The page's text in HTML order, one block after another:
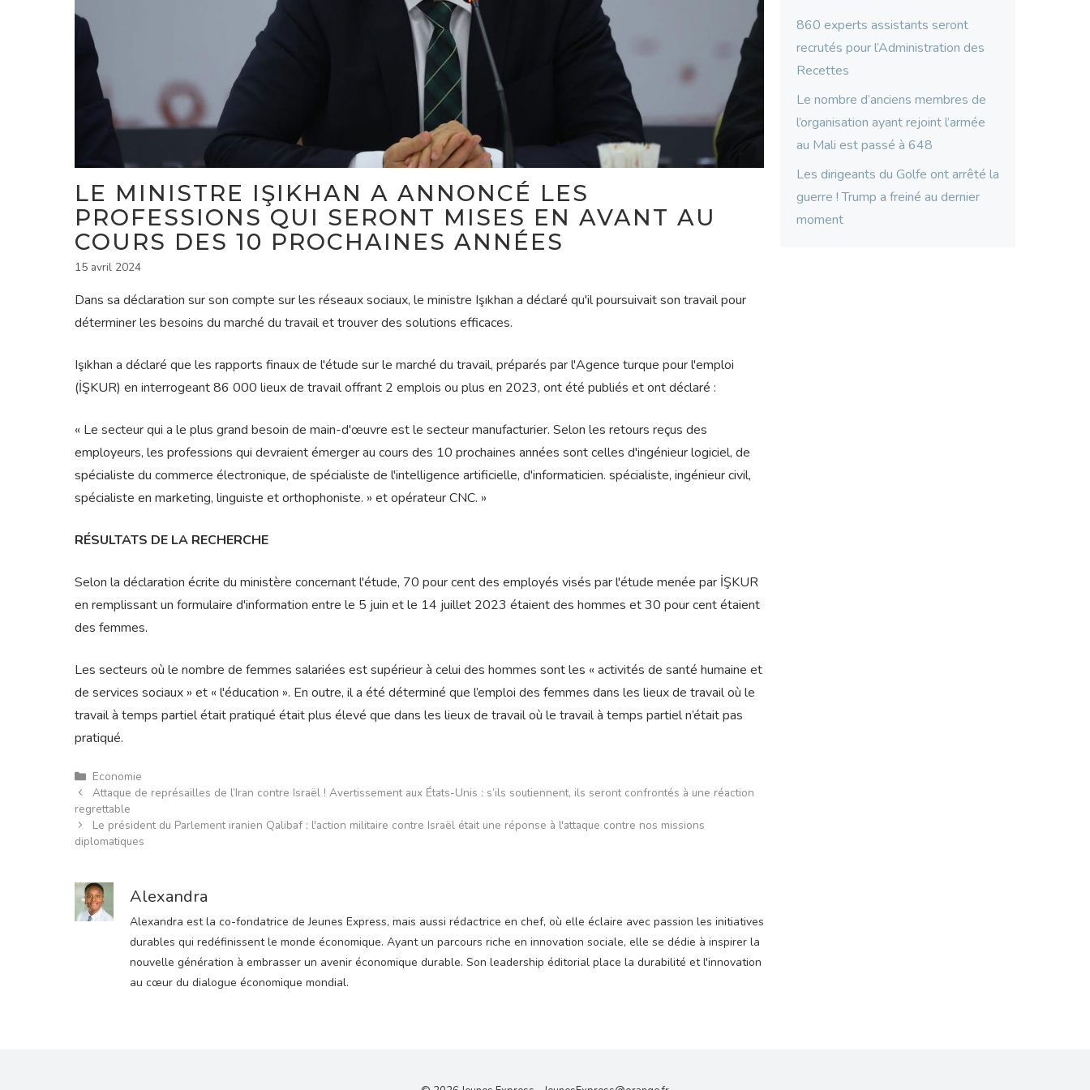
LE MINISTRE IŞIKHAN A ANNONCÉ LES
PROFESSIONS QUI SERONT MISES EN AVANT AU
COURS DES 10 PROCHAINES ANNÉES
15 avril 2024
Dans sa déclaration sur son compte sur les réseaux sociaux, le ministre Işıkhan a déclaré qu'il poursuivait son travail pour
déterminer les besoins du marché du travail et trouver des solutions efficaces.
Işıkhan a déclaré que les rapports finaux de l'étude sur le marché du travail, préparés par l'Agence turque pour l'emploi
(İŞKUR) en interrogeant 86 000 lieux de travail offrant 2 emplois ou plus en 2023, ont été publiés et ont déclaré :
« Le secteur qui a le plus grand besoin de main-d'œuvre est le secteur manufacturier. Selon les retours reçus des
employeurs, les professions qui devraient émerger au cours des 10 prochaines années sont celles d'ingénieur logiciel, de
spécialiste du commerce électronique, de spécialiste de l'intelligence artificielle, d'informaticien. spécialiste, ingénieur civil,
spécialiste en marketing, linguiste et orthophoniste. » et opérateur CNC. »
RÉSULTATS DE LA RECHERCHE
Selon la déclaration écrite du ministère concernant l'étude, 70 pour cent des employés visés par l'étude menée par İŞKUR
en remplissant un formulaire d'information entre le 5 juin et le 14 juillet 2023 étaient des hommes et 30 pour cent étaient
des femmes.
Les secteurs où le nombre de femmes salariées est supérieur à celui des hommes sont les « activités de santé humaine et
de services sociaux » et « l'éducation ». En outre, il a été déterminé que l’emploi des femmes dans les lieux de travail où le
travail à temps partiel était pratiqué était plus élevé que dans les lieux de travail où le travail à temps partiel n’était pas
pratiqué.
Catégories
Economie
Attaque de représailles de l’Iran contre Israël ! Avertissement aux États-Unis : s’ils soutiennent, ils seront confrontés à une réaction
regrettable
Le président du Parlement iranien Qalibaf : l'action militaire contre Israël était une réponse à l'attaque contre nos missions
diplomatiques
Alexandra
Alexandra est la co-fondatrice de Jeunes Express, mais aussi rédactrice en chef, où elle éclaire avec passion les initiatives
durables qui redéfinissent le monde économique. Ayant un parcours riche en innovation sociale, elle se dédie à inspirer la
nouvelle génération à embrasser un avenir économique durable. Son leadership éditorial place la durabilité et l'innovation
au cœur du dialogue économique mondial.
860 experts assistants seront
recrutés pour l’Administration des
Recettes
Le nombre d’anciens membres de
l’organisation ayant rejoint l’armée
au Mali est passé à 648
Les dirigeants du Golfe ont arrêté la
guerre ! Trump a freiné au dernier
moment